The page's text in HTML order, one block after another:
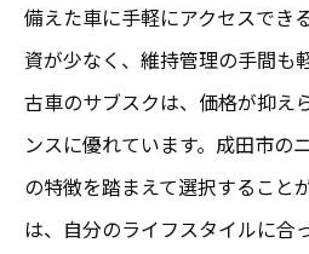
備えた車に手軽にアクセスでき
資が少なく、維持管理の手間も
古車のサブスクは、価格が抑え
ンスに優れています。成田市の
の特徴を踏まえて選択すること
は、自分のライフスタイルに合